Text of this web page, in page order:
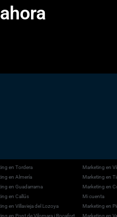
en Tordera Marketing en
en Almería Marketing en
en Guadarrama Marketing en
en Callús Mi cuenta
en Villavieja del Lozoya Marketing en